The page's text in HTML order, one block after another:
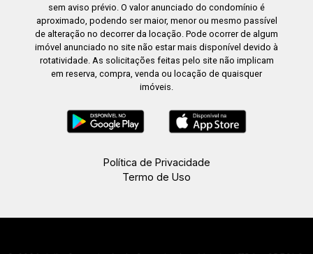
sem aviso prévio. O valor anunciado do condomínio é
aproximado, podendo ser maior, menor ou mesmo passível
de alteração no decorrer da locação. Pode ocorrer de algum
imóvel anunciado no site não estar mais disponível devido à
rotatividade. As solicitações feitas pelo site não implicam
em reserva, compra, venda ou locação de quaisquer
imóveis.
Política de Privacidade
Termo de Uso